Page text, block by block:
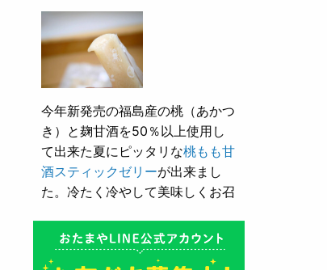
今年新発売の福島産の桃（あかつ
き）と麹甘酒を50％以上使用し
て出来た夏にピッタリな桃もも甘
酒スティックゼリーが出来まし
た。冷たく冷やして美味しくお召
とろり漬け込み用酒粕が新発売！